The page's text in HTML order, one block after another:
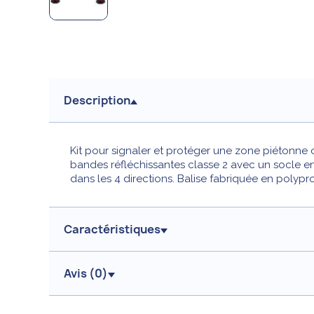
Description
Kit pour signaler et protéger une zone piétonne
bandes réfléchissantes classe 2 avec un socle
dans les 4 directions. Balise fabriquée en
Caractéristiques
Avis (0)